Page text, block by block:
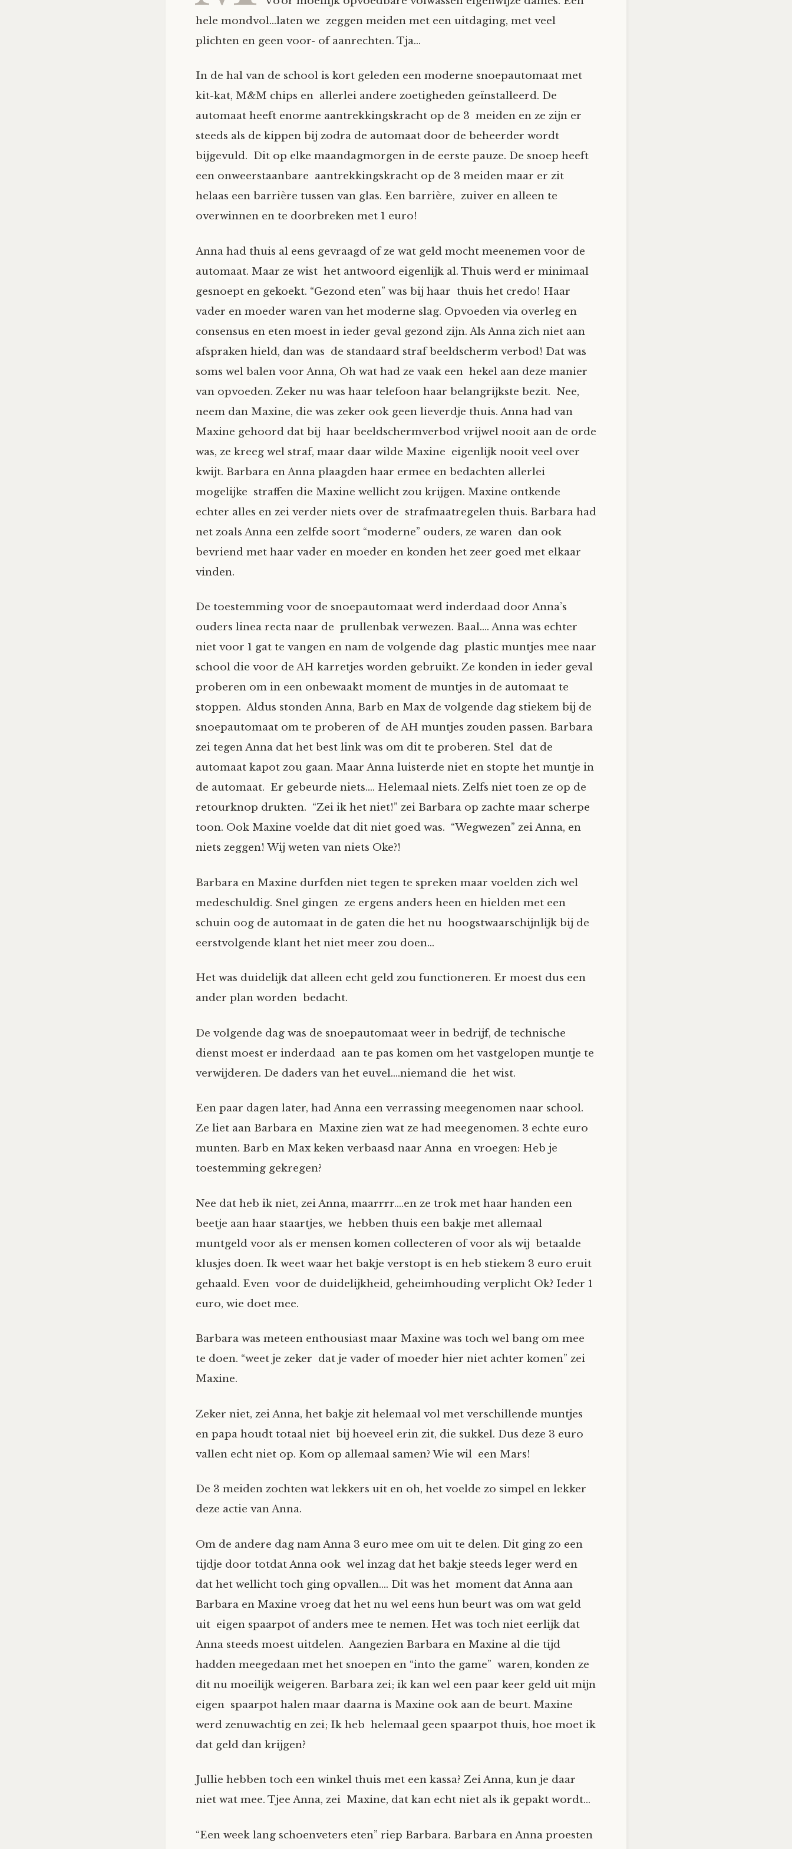
hele mondvol…laten we zeggen meiden met een uitdaging, met veel
plichten en geen voor- of aanrechten. Tja…
In de hal van de school is kort geleden een moderne snoepautomaat met
kit-kat, M&M chips en allerlei andere zoetigheden geïnstalleerd. De
automaat heeft enorme aantrekkingskracht op de 3 meiden en ze zijn er
steeds als de kippen bij zodra de automaat door de beheerder wordt
bijgevuld. Dit op elke maandagmorgen in de eerste pauze. De snoep heeft
een onweerstaanbare aantrekkingskracht op de 3 meiden maar er zit
helaas een barrière tussen van glas. Een barrière, zuiver en alleen te
overwinnen en te doorbreken met 1 euro!
Anna had thuis al eens gevraagd of ze wat geld mocht meenemen voor de
automaat. Maar ze wist het antwoord eigenlijk al. Thuis werd er minimaal
gesnoept en gekoekt. “Gezond eten” was bij haar thuis het credo! Haar
vader en moeder waren van het moderne slag. Opvoeden via overleg en
consensus en eten moest in ieder geval gezond zijn. Als Anna zich niet aan
afspraken hield, dan was de standaard straf beeldscherm verbod! Dat was
soms wel balen voor Anna, Oh wat had ze vaak een hekel aan deze manier
van opvoeden. Zeker nu was haar telefoon haar belangrijkste bezit. Nee,
neem dan Maxine, die was zeker ook geen lieverdje thuis. Anna had van
Maxine gehoord dat bij haar beeldschermverbod vrijwel nooit aan de orde
was, ze kreeg wel straf, maar daar wilde Maxine eigenlijk nooit veel over
kwijt. Barbara en Anna plaagden haar ermee en bedachten allerlei
mogelijke straffen die Maxine wellicht zou krijgen. Maxine ontkende
echter alles en zei verder niets over de strafmaatregelen thuis. Barbara had
net zoals Anna een zelfde soort “moderne” ouders, ze waren dan ook
bevriend met haar vader en moeder en konden het zeer goed met elkaar
vinden.
De toestemming voor de snoepautomaat werd inderdaad door Anna’s
ouders linea recta naar de prullenbak verwezen. Baal…. Anna was echter
niet voor 1 gat te vangen en nam de volgende dag plastic muntjes mee naar
school die voor de AH karretjes worden gebruikt. Ze konden in ieder geval
proberen om in een onbewaakt moment de muntjes in de automaat te
stoppen. Aldus stonden Anna, Barb en Max de volgende dag stiekem bij de
snoepautomaat om te proberen of de AH muntjes zouden passen. Barbara
zei tegen Anna dat het best link was om dit te proberen. Stel dat de
automaat kapot zou gaan. Maar Anna luisterde niet en stopte het muntje in
de automaat. Er gebeurde niets…. Helemaal niets. Zelfs niet toen ze op de
retourknop drukten. “Zei ik het niet!” zei Barbara op zachte maar scherpe
toon. Ook Maxine voelde dat dit niet goed was. “Wegwezen” zei Anna, en
niets zeggen! Wij weten van niets Oke?!
Barbara en Maxine durfden niet tegen te spreken maar voelden zich wel
medeschuldig. Snel gingen ze ergens anders heen en hielden met een
schuin oog de automaat in de gaten die het nu hoogstwaarschijnlijk bij de
eerstvolgende klant het niet meer zou doen…
Het was duidelijk dat alleen echt geld zou functioneren. Er moest dus een
ander plan worden bedacht.
De volgende dag was de snoepautomaat weer in bedrijf, de technische
dienst moest er inderdaad aan te pas komen om het vastgelopen muntje te
verwijderen. De daders van het euvel….niemand die het wist.
Een paar dagen later, had Anna een verrassing meegenomen naar school.
Ze liet aan Barbara en Maxine zien wat ze had meegenomen. 3 echte euro
munten. Barb en Max keken verbaasd naar Anna en vroegen: Heb je
toestemming gekregen?
Nee dat heb ik niet, zei Anna, maarrrr….en ze trok met haar handen een
beetje aan haar staartjes, we hebben thuis een bakje met allemaal
muntgeld voor als er mensen komen collecteren of voor als wij betaalde
klusjes doen. Ik weet waar het bakje verstopt is en heb stiekem 3 euro eruit
gehaald. Even voor de duidelijkheid, geheimhouding verplicht Ok? Ieder 1
euro, wie doet mee.
Barbara was meteen enthousiast maar Maxine was toch wel bang om mee
te doen. “weet je zeker dat je vader of moeder hier niet achter komen” zei
Maxine.
Zeker niet, zei Anna, het bakje zit helemaal vol met verschillende muntjes
en papa houdt totaal niet bij hoeveel erin zit, die sukkel. Dus deze 3 euro
vallen echt niet op. Kom op allemaal samen? Wie wil een Mars!
De 3 meiden zochten wat lekkers uit en oh, het voelde zo simpel en lekker
deze actie van Anna.
Om de andere dag nam Anna 3 euro mee om uit te delen. Dit ging zo een
tijdje door totdat Anna ook wel inzag dat het bakje steeds leger werd en
dat het wellicht toch ging opvallen…. Dit was het moment dat Anna aan
Barbara en Maxine vroeg dat het nu wel eens hun beurt was om wat geld
uit eigen spaarpot of anders mee te nemen. Het was toch niet eerlijk dat
Anna steeds moest uitdelen. Aangezien Barbara en Maxine al die tijd
hadden meegedaan met het snoepen en “into the game” waren, konden ze
dit nu moeilijk weigeren. Barbara zei; ik kan wel een paar keer geld uit mijn
eigen spaarpot halen maar daarna is Maxine ook aan de beurt. Maxine
werd zenuwachtig en zei; Ik heb helemaal geen spaarpot thuis, hoe moet ik
dat geld dan krijgen?
Jullie hebben toch een winkel thuis met een kassa? Zei Anna, kun je daar
niet wat mee. Tjee Anna, zei Maxine, dat kan echt niet als ik gepakt wordt…
“Een week lang schoenveters eten” riep Barbara. Barbara en Anna proesten